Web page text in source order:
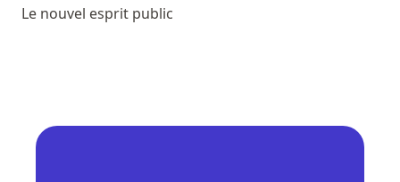
Le nouvel esprit public